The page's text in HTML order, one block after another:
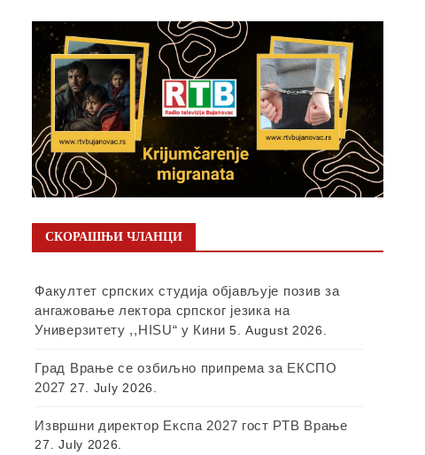
СКОРАШЊИ ЧЛАНЦИ
Факултет српских студија објављује позив за
ангажовање лектора српског језика на
Универзитету ,,HISU“ у Кини 5. August 2026.
Град Врање се озбиљно припрема за ЕКСПО
2027 27. July 2026.
Извршни директор Експа 2027 гост РТВ Врање
27. July 2026.